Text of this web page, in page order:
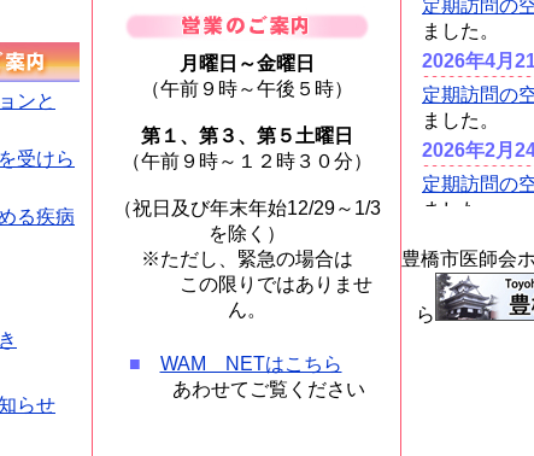
ンと
受けら
る疾病
らせ
月曜日～金曜日
（午前９時～午後５時）
第１、第３、第５土曜日
（午前９時～１２時３０分）
（祝日及び年末年始12/29～1/3
を除く）
※ただし、緊急の場合は
この限りではありませ
ん。
■
WAM NETはこちら
あわせてご覧ください
豊橋市医師会
ら